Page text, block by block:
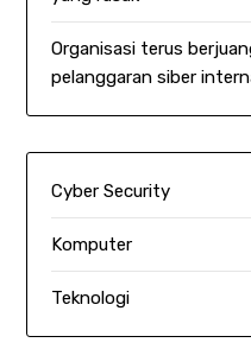
Organisasi terus
pelanggaran siber
Cyber Security
Komputer
Teknologi